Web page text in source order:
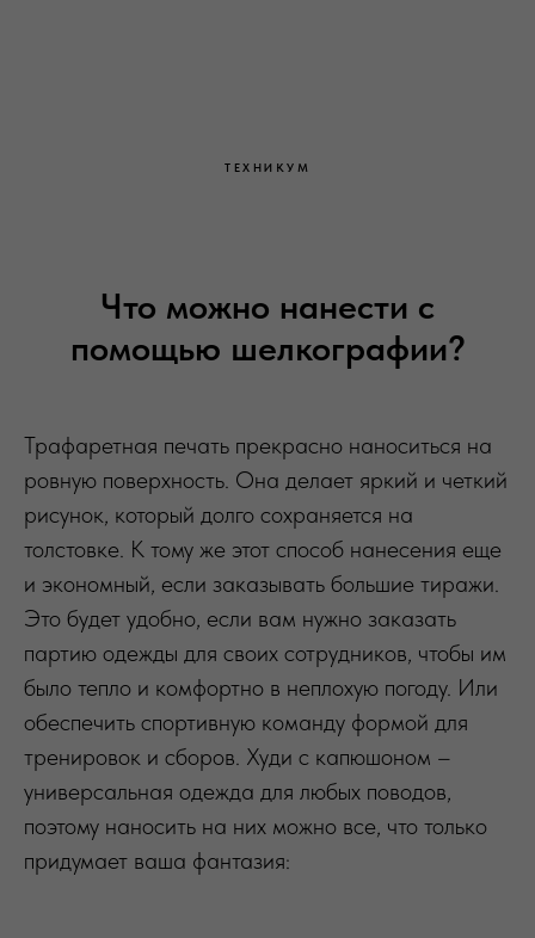
ТЕХНИКУМ
Что можно нанести с
помощью шелкографии?
Трафаретная печать прекрасно наноситься на
ровную поверхность. Она делает яркий и четкий
рисунок, который долго сохраняется на
толстовке. К тому же этот способ нанесения еще
и экономный, если заказывать большие тиражи.
Это будет удобно, если вам нужно заказать
партию одежды для своих сотрудников, чтобы им
было тепло и комфортно в неплохую погоду. Или
обеспечить спортивную команду формой для
тренировок и сборов. Худи с капюшоном –
универсальная одежда для любых поводов,
поэтому наносить на них можно все, что только
придумает ваша фантазия: